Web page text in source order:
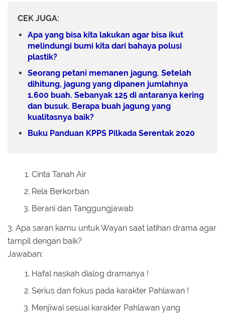
CEK JUGA:
Apa yang bisa kita lakukan agar bisa ikut
melindungi bumi kita dari bahaya polusi
plastik?
Seorang petani memanen jagung. Setelah
dihitung, jagung yang dipanen jumlahnya
1.600 buah. Sebanyak 125 di antaranya kering
dan busuk. Berapa buah jagung yang
kualitasnya baik?
Buku Panduan KPPS Pilkada Serentak 2020
Cinta Tanah Air
Rela Berkorban
Berani dan Tanggungjawab
3. Apa saran kamu untuk Wayan saat latihan drama agar
tampil dengan baik?
Jawaban:
Hafal naskah dialog dramanya !
Serius dan fokus pada karakter Pahlawan !
Menjiwai sesuai karakter Pahlawan yang